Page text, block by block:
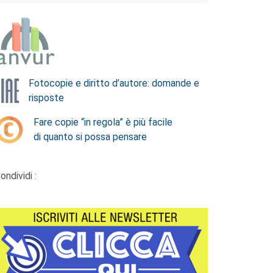
Fotocopie e diritto d’autore: domande e
risposte
Fare copie “in regola” è più facile
di quanto si possa pensare
: